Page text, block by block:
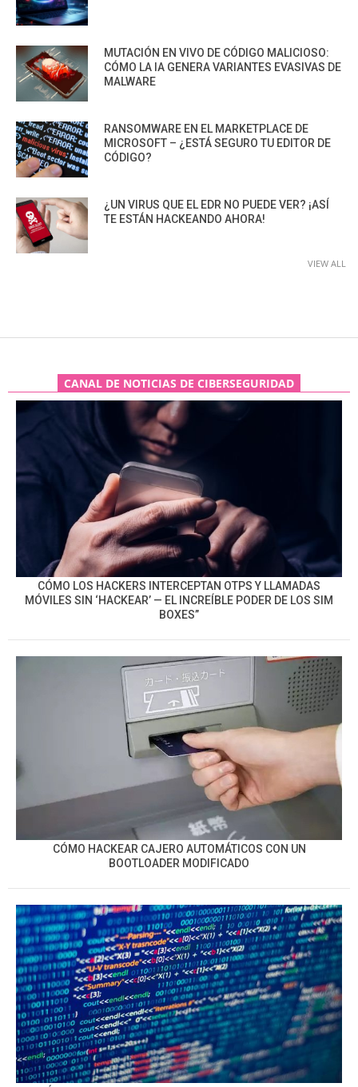
MUTACIÓN EN VIVO DE CÓDIGO MALICIOSO:
CÓMO LA IA GENERA VARIANTES EVASIVAS DE
MALWARE
RANSOMWARE EN EL MARKETPLACE DE
MICROSOFT – ¿ESTÁ SEGURO TU EDITOR DE
CÓDIGO?
¿UN VIRUS QUE EL EDR NO PUEDE VER? ¡ASÍ
TE ESTÁN HACKEANDO AHORA!
VIEW ALL
CANAL DE NOTICIAS DE CIBERSEGURIDAD
CÓMO LOS HACKERS INTERCEPTAN OTPS Y LLAMADAS
MÓVILES SIN ‘HACKEAR’ — EL INCREÍBLE PODER DE LOS SIM
BOXES”
CÓMO HACKEAR CAJERO AUTOMÁTICOS CON UN
BOOTLOADER MODIFICADO